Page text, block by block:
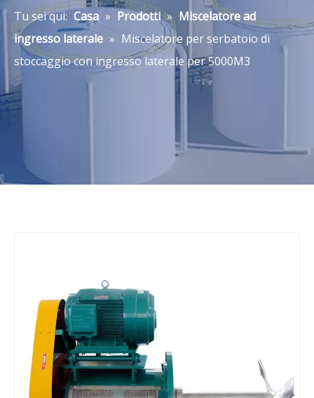
Tu sei qui: Casa » Prodotti » Miscelatore ad
ingresso laterale » Miscelatore per serbatoio di
stoccaggio con ingresso laterale per 5000M3